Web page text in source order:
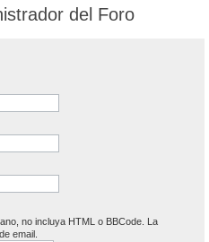
del Foro
no incluya HTML o BBCode. La
email.